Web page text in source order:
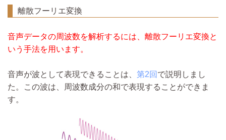
離散フーリエ変換
音声データの周波数を解析するには、 離散フーリエ変換と
いう手法を用います。
音声が波として表現できることは、 第2回 で説明しまし
た。この波は、周波数成分の和で表現することができま
す。